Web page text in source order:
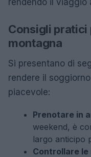
Consigli pratici
montagna
Si presentano di
rendere il
piacevole:
Prenotare in
weekend, è
largo anticipo
Controllare le